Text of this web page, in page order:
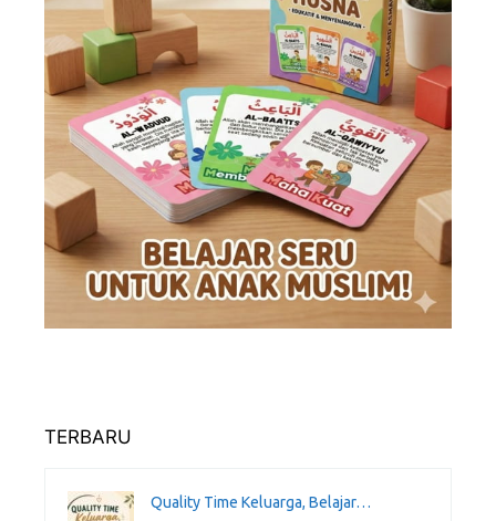
TERBARU
Quality Time Keluarga, Belajar…